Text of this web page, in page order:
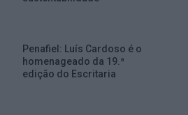
Penafiel: Luís Cardoso é o
homenageado da 19.ª
edição do Escritaria